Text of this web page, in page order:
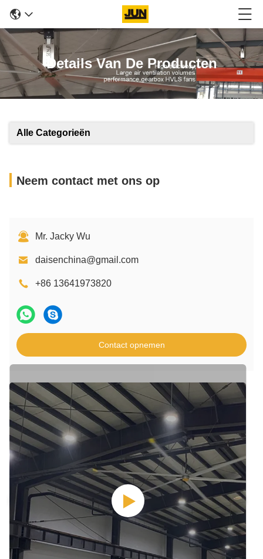
Details Van De Producten
Alle Categorieën
Neem contact met ons op
Mr. Jacky Wu
daisenchina@gmail.com
+86 13641973820
Contact opnemen